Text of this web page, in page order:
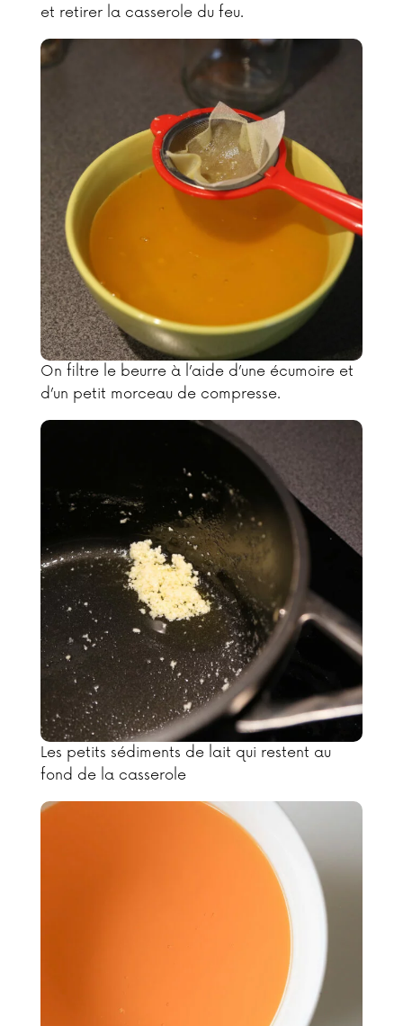
et retirer la casserole du feu.
On filtre le beurre à l’aide d’une écumoire et
d’un petit morceau de compresse.
Les petits sédiments de lait qui restent au
fond de la casserole